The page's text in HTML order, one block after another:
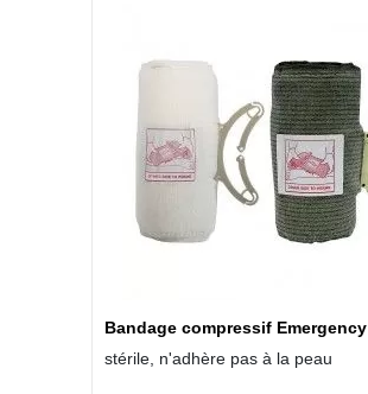
Bandage compressif Emergency
stérile, n'adhère pas à la peau